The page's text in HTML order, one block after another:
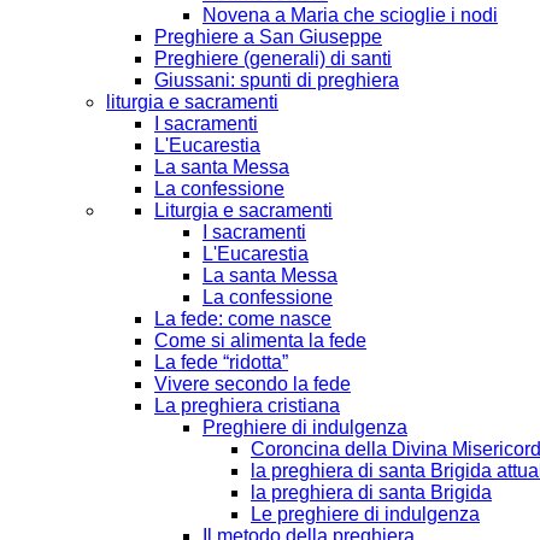
Novena a Maria che scioglie i nodi
Preghiere a San Giuseppe
Preghiere (generali) di santi
Giussani: spunti di preghiera
liturgia e sacramenti
I sacramenti
L'Eucarestia
La santa Messa
La confessione
Liturgia e sacramenti
I sacramenti
L'Eucarestia
La santa Messa
La confessione
La fede: come nasce
Come si alimenta la fede
La fede “ridotta”
Vivere secondo la fede
La preghiera cristiana
Preghiere di indulgenza
Coroncina della Divina
la preghiera di santa Brigida
la preghiera di santa Brigida
Le preghiere di indulgenza
Il metodo della preghiera